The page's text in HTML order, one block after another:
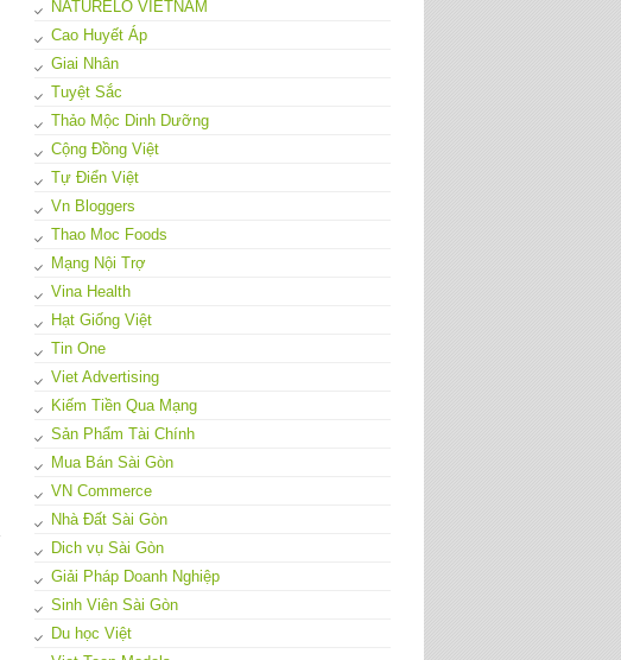
NATURELO VIETNAM
Cao Huyết Áp
Giai Nhân
Tuyệt Sắc
Thảo Mộc Dinh Dưỡng
Cộng Đồng Việt
Tự Điển Việt
Vn Bloggers
Thao Moc Foods
Mạng Nội Trợ
Vina Health
Hạt Giống Việt
Tin One
Viet Advertising
Kiếm Tiền Qua Mạng
Sản Phẩm Tài Chính
Mua Bán Sài Gòn
VN Commerce
Nhà Đất Sài Gòn
Dich vụ Sài Gòn
Giải Pháp Doanh Nghiệp
Sinh Viên Sài Gòn
Du học Việt